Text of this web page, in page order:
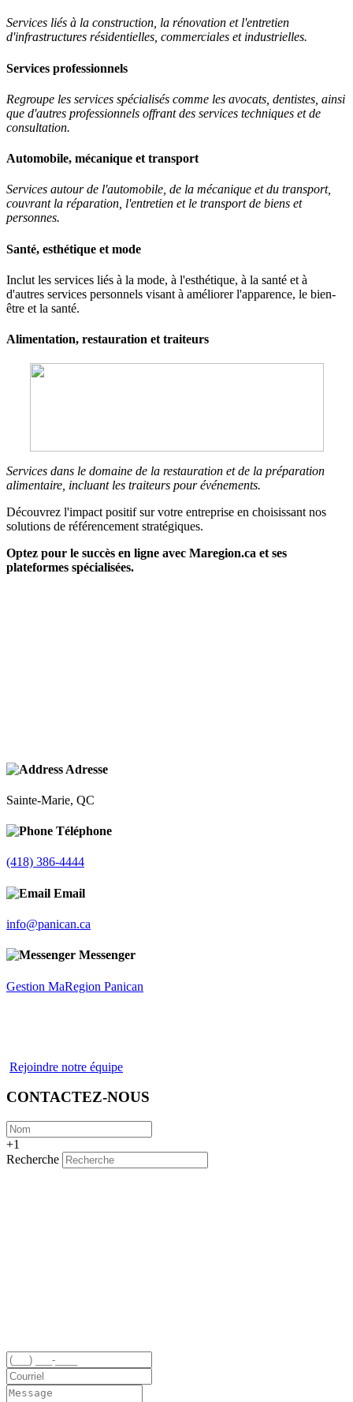
Services liés à la construction, la rénovation et l'entretien
d'infrastructures résidentielles, commerciales et industrielles.
Services professionnels
Regroupe les services spécialisés comme les avocats, dentistes, ainsi
que d'autres professionnels offrant des services techniques et de
consultation.
Automobile, mécanique et transport
Services autour de l'automobile, de la mécanique et du transport,
couvrant la réparation, l'entretien et le transport de biens et
personnes.
Santé, esthétique et mode
Inclut les services liés à la mode, à l'esthétique, à la santé et à
d'autres services personnels visant à améliorer l'apparence, le bien-
être et la santé.
Alimentation, restauration et traiteurs
Services dans le domaine de la restauration et de la préparation
alimentaire, incluant les traiteurs pour événements.
Découvrez l'impact positif sur votre entreprise en choisissant nos
solutions de référencement stratégiques.
Optez pour le succès en ligne avec Maregion.ca et ses
plateformes spécialisées.
Adresse
Sainte-Marie, QC
Téléphone
(418) 386-4444
Email
info@panican.ca
Messenger
Gestion MaRegion Panican
Rejoindre notre équipe
CONTACTEZ-NOUS
+1
Recherche